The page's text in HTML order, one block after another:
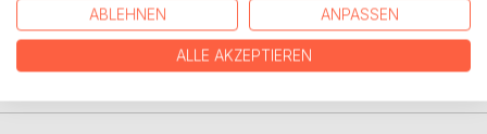
wird verbindlich nicht, weil es akzeptiert wird, sondern weil
der Apparat (infra-) struktureller Gewalt Minderheiten oder
zuweilen auch Mehrheiten unterdrückt und mundtot macht:
ABLEHNEN ANPASSEN
ALLE AKZEPTIEREN